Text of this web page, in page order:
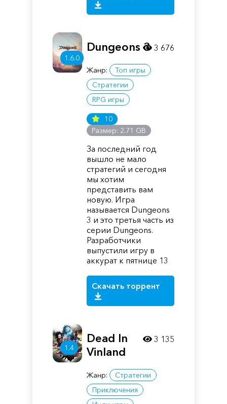
1.6.0
Dungeons 3
Жанр:
Топ игры
Стратегии
RPG игры
10
Размер: 2.71 GB
За последний год
вышло не мало
стратегий и сегодня
мы хотим
представить вам
новую. Игра
называется Dungeons
3 и это третья часть из
серии Dungeons.
Разработчики
выпустили игру в
аккурат к пятнице 13
Скачать торрент
3 676
1.4
Dead In
Vinland
Жанр:
Стратегии
Приключения
3 135